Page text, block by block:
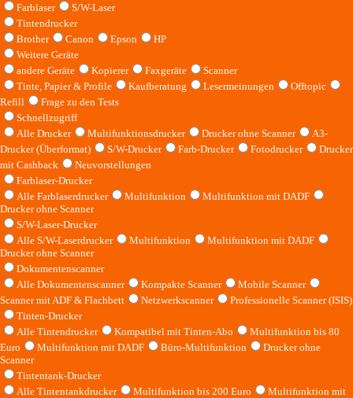
Farblaser
S/W-Laser
Tintendrucker
Brother
Canon Epson
HP
Weitere Geräte
andere Geräte
Kopierer Faxgeräte
Scanner
Tinte, Papier & Profile
Kaufberatung Lesermeinungen
Offtopic
Refill
Frage zu den Tests
Schnellzugriff
Alle Drucker
Multifunktionsdrucker Drucker ohne Scanner
A3-
Drucker (Überformat)
S/W-Drucker Farb-Drucker Fotodrucker
Drucker
mit Cashback
Neuvorstellungen
Farblaser-Drucker
Alle Farblaserdrucker
Multifunktion
Multifunktion mit DADF
Drucker ohne Scanner
S/W-Laser-Drucker
Alle S/W-Laserdrucker
Multifunktion
Multifunktion mit DADF
Drucker ohne Scanner
Dokumentenscanner
Alle Dokumentenscanner
Kompakte Scanner
Mobile Scanner
Scanner mit ADF & Flachbett
Netzwerkscanner
Professionelle Scanner (ISIS)
Tinten-Drucker
Alle Tintendrucker
Kompatibel mit Tinten-Abo
Multifunktion bis 80
Euro
Multifunktion mit DADF Büro-Multifunktion
Drucker ohne
Scanner
Tintentank-Drucker
Alle Tintentankdrucker
Multifunktion bis 200 Euro
Multifunktion mit